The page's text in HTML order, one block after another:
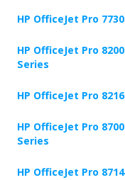
HP OfficeJet Pro 7730
HP OfficeJet Pro 8200
Series
HP OfficeJet Pro 8216
HP OfficeJet Pro 8700
Series
HP OfficeJet Pro 8714